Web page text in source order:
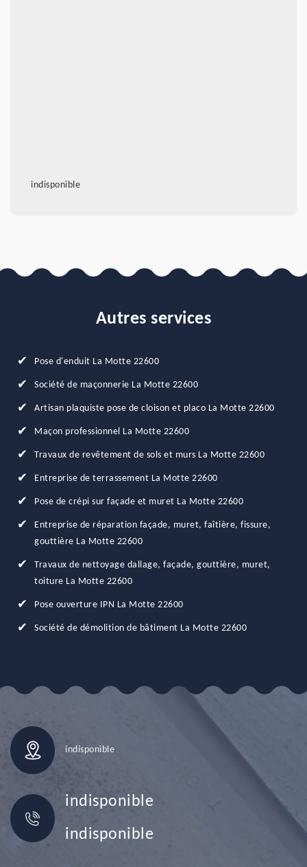
indisponible
Autres services
Pose d'enduit La Motte 22600
Société de maçonnerie La Motte 22600
Artisan plaquiste pose de cloison et placo La Motte 22600
Maçon professionnel La Motte 22600
Travaux de revêtement de sols et murs La Motte 22600
Entreprise de terrassement La Motte 22600
Pose de crépi sur façade et muret La Motte 22600
Entreprise de réparation façade, muret, faîtière, fissure,
gouttière La Motte 22600
Travaux de nettoyage dallage, façade, gouttière, muret,
toiture La Motte 22600
Pose ouverture IPN La Motte 22600
Société de démolition de bâtiment La Motte 22600
indisponible
indisponible
indisponible